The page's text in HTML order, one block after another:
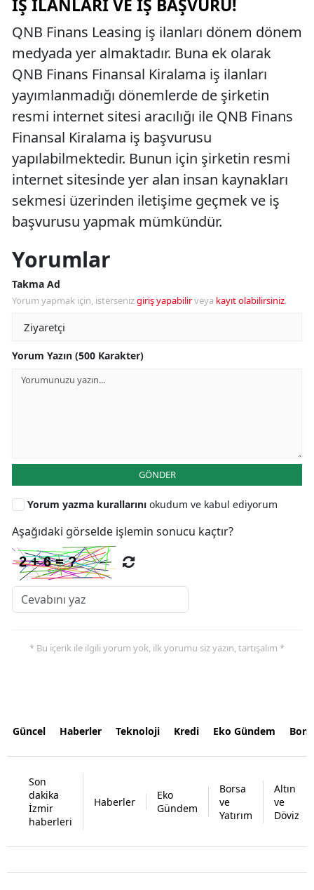
İŞ İLANLARI VE İŞ BAŞVURU!
QNB Finans Leasing iş ilanları dönem dönem
medyada yer almaktadır. Buna ek olarak
QNB Finans Finansal Kiralama iş ilanları
yayımlanmadığı dönemlerde de şirketin
resmi internet sitesi aracılığı ile QNB Finans
Finansal Kiralama iş başvurusu
yapılabilmektedir. Bunun için şirketin resmi
internet sitesinde yer alan insan kaynakları
sekmesi üzerinden iletişime geçmek ve iş
başvurusu yapmak mümkündür.
Yorumlar
Takma Ad
Yorum yapmak için, istersenizgiriş yapabilirveya kayıt olabilirsiniz.
Yorum Yazın (500 Karakter)
GÖNDER
Yorum yazma kurallarını okudum ve kabul ediyorum
Aşağıdaki görselde işlemin sonucu kaçtır?
* Bu içerik ile ilgili yorum yok, ilk yorumu siz yazın, tartışalım *
Güncel Haberler Teknoloji Kredi Eko Gündem
Son
dakika
İzmir
haberleri
Haberler
Eko
Gündem
Borsa
ve
Yatırım
Altın
ve
Döviz